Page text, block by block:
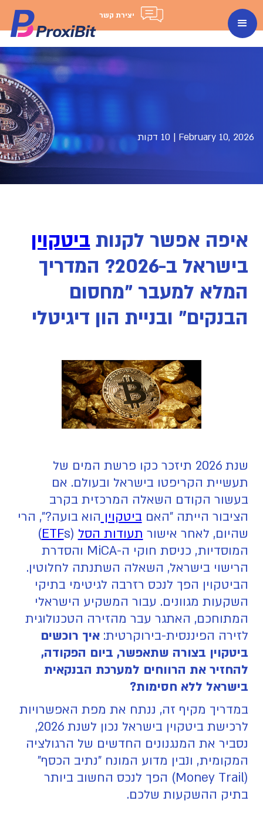
יצירת קשר
February 10, 2026
| 10 דקות
איפה אפשר לקנותביטקוין
בישראל ב-2026? המדריך
המלא למעבר "מחסום
הבנקים" ובניית הון דיגיטלי
שנת 2026 תיזכר כקו פרשת המים של
תעשיית הקריפטו בישראל ובעולם. אם
בעשור הקודם השאלה המרכזית בקרב
הציבור הייתה "האם ביטקוין הוא בועה?", הרי
שהיום, לאחר אישור תעודות הסל (
ETF
s)
המוסדיות, כניסת חוקי ה-MiCA והסדרת
הרישוי בישראל, השאלה השתנתה לחלוטין.
הביטקוין הפך לנכס רזרבה לגיטימי בתיקי
השקעות מגוונים. עבור המשקיע הישראלי
המתוחכם, האתגר עבר מהזירה הטכנולוגית
לזירה הפיננסית-בירוקרטית:איך רוכשים
ביטקוין בצורה שתאפשר, ביום הפקודה,
להחזיר את הרווחים למערכת הבנקאית
בישראל ללא חסימות?
במדריך מקיף זה, ננתח את מפת האפשרויות
לרכישת ביטקוין בישראל נכון לשנת 2026,
נסביר את המנגנונים החדשים של הרגולציה
המקומית, ונבין מדוע המונח "נתיב הכסף"
(Money Trail) הפך לנכס החשוב ביותר
בתיק ההשקעות שלכם.